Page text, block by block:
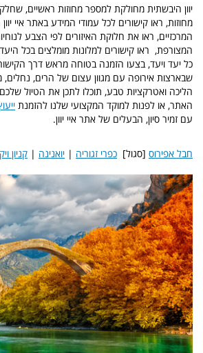
יוון היבשתית מחולקת למספר מחוזות ראשיים,
מחוזות, ראו קישורים לכל עמודי המידע באתר איי יוון
המרכזיים, ראו את חלוקת האיזורים לפי הצבע
המצורפת, ראו קישורים למלונות מומלצים בכל
כל יעד ויעד, בצעו הזמנה בטוחה מראש דרך
שבארצות אירופה עם מגוון עצום של הרים, נחלים,
הליכה ואטרקציות טבע, תוכלו לתכן את הטיול שלכם
האתר, או לפנות למוקד המקצועי שלנו להזמנת
עם זמיר סיון, הבעלים של אתר איי יוון.
חבל אפירוס [סגול] כפרי זגוריה | יואנינה | קניון